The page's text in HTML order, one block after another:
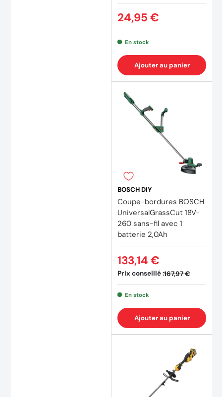
24,95 €
En stock
Ajouter au panier
BOSCH DIY
Coupe-bordures BOSCH
UniversalGrassCut 18V-
260 sans-fil avec 1
batterie 2,0Ah
Prix conseillé :167,97 €
133,14 €
En stock
Ajouter au panier